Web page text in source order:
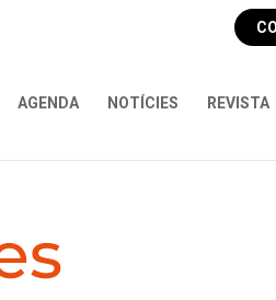
AGENDA NOTÍCIES REVISTA